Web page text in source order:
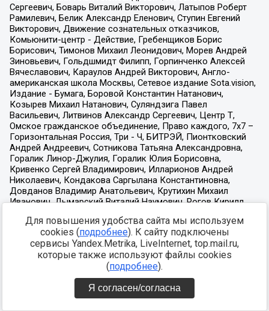
Для повышения удобства сайта мы используем
cookies (подробнее). К сайту подключены
сервисы Yandex.Metrika, LiveInternet, top.mail.ru,
которые также используют файлы cookies
(подробнее).
Я согласен/согласна